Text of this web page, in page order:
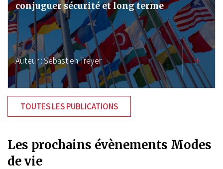
conjuguer sécurité et long terme
Auteur :Sébastien Treyer
TOUTES LES PUBLICATIONS
Les prochains évènements Modes
de vie